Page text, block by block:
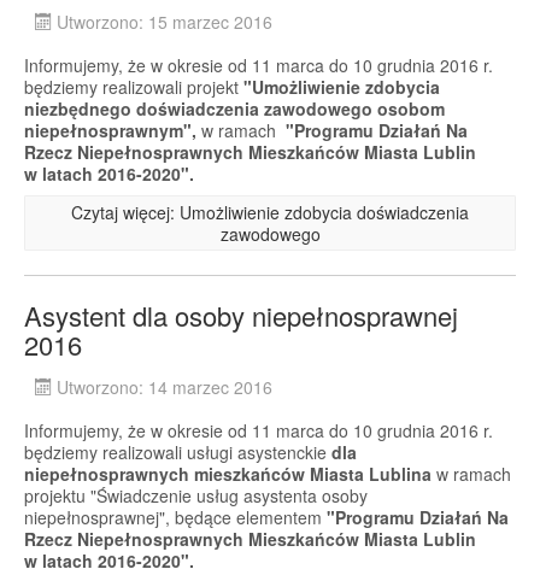
Utworzono: 15 marzec 2016
Informujemy, że w okresie od 11 marca do 10 grudnia 2016 r.
będziemy realizowali projekt "Umożliwienie zdobycia
niezbędnego doświadczenia zawodowego osobom
niepełnosprawnym", w ramach "Programu Działań Na
Rzecz Niepełnosprawnych Mieszkańców Miasta Lublin
w latach 2016-2020".
Czytaj więcej: Umożliwienie zdobycia doświadczenia
zawodowego
Asystent dla osoby niepełnosprawnej
2016
Utworzono: 14 marzec 2016
Informujemy, że w okresie od 11 marca do 10 grudnia 2016 r.
będziemy realizowali usługi asystenckie dla
niepełnosprawnych mieszkańców Miasta Lublina w ramach
projektu "Świadczenie usług asystenta osoby
niepełnosprawnej", będące elementem "Programu Działań Na
Rzecz Niepełnosprawnych Mieszkańców Miasta Lublin
w latach 2016-2020".